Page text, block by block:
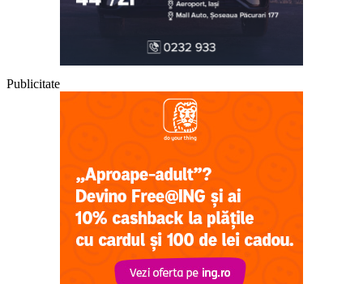
Publicitate